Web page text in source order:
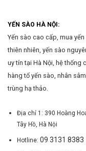
YẾN SÀO HÀ NỘI:
Yến sào cao cấp, mua yến
thiên nhiên, yến sào
uy tín tại Hà Nội, hệ thống
hàng tổ yến sào, nhân
trùng hạ thảo.
Địa chỉ 1: 390 Hoàng
Tây Hồ, Hà Nội
Hotline: 09 3131 8383